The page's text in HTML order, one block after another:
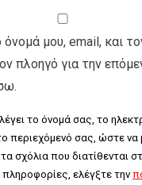
μου, email, και
πλοηγό για την
το όνομά σας, το
περιεχόμενό σας, ώστε να
σχόλια που διατίθενται
ελέγξτε την